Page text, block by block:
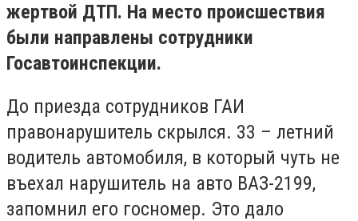
жертвой ДТП. На место происшествия
были направлены сотрудники
Госавтоинспекции.
До приезда сотрудников ГАИ
правонарушитель скрылся. 33 – летний
водитель автомобиля, в который чуть не
въехал нарушитель на авто ВАЗ-2199,
запомнил его госномер. Это дало